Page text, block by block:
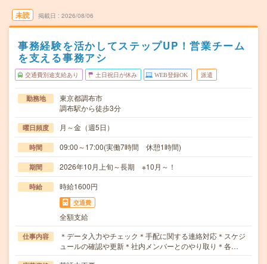
未読 掲載日 2026/08/06
事務経験を活かしてステップUP！営業チーム
を支える事務アシ
交通費別途支給あり 土日祝日が休み WEB登録OK 派遣
勤務地
東京都調布市
調布駅から徒歩3分
曜日頻度 月～金（週5日）
時間 09:00～17:00(実働7時間 休憩1時間)
期間 2026年10月上旬～長期 ※10月～！
時給 時給1600円
交通費
全額支給
仕事内容
＊データ入力やチェック＊手配に関する連絡対応＊スケジ
ュールの確認や更新＊社内メンバーとのやり取り＊各…